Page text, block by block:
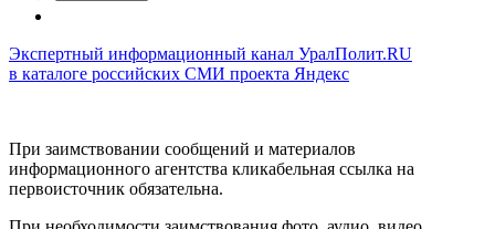
Экспертный информационный канал УралПолит.RU
в каталоге российских СМИ проекта Яндекс
При заимствовании сообщений и материалов
информационного агентства кликабельная ссылка на
первоисточник обязательна.